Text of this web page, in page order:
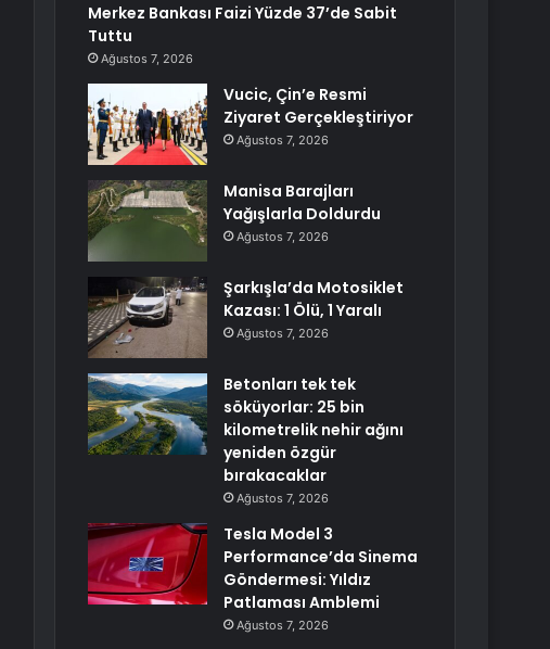
Merkez Bankası Faizi Yüzde 37’de Sabit
Tuttu
Ağustos 7, 2026
Vucic, Çin’e Resmi
Ziyaret Gerçekleştiriyor
Ağustos 7, 2026
Manisa Barajları
Yağışlarla Doldurdu
Ağustos 7, 2026
Şarkışla’da Motosiklet
Kazası: 1 Ölü, 1 Yaralı
Ağustos 7, 2026
Betonları tek tek
söküyorlar: 25 bin
kilometrelik nehir ağını
yeniden özgür
bırakacaklar
Ağustos 7, 2026
Tesla Model 3
Performance’da Sinema
Göndermesi: Yıldız
Patlaması Amblemi
Ağustos 7, 2026